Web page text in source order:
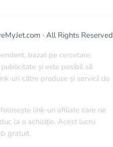
· All Rights Reserved
bazat pe cercetare.
și este posibil să
uri către produse și servicii de
link-uri afiliate care ne
la o achiziție. Acest lucru
gratuit.